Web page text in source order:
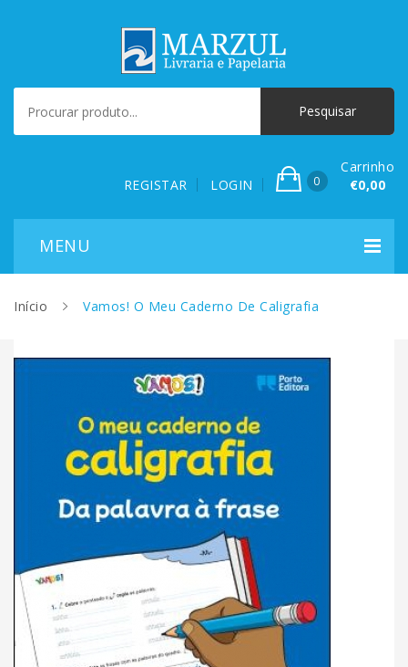
REGISTAR LOGIN 0
Carrinho
€0,00
Início Vamos! O Meu Caderno De Caligrafia